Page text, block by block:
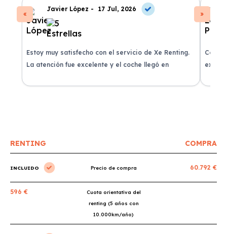
Javier López - 17 Jul, 2026
Estoy muy satisfecho con el servicio de Xe Renting.
La atención fue excelente y el coche llegó en
RENTING COMPRA
INCLUIDO Precio de compra 60.792 €
596 €
Cuota orientativa del
renting (5 años con
10.000km/año)